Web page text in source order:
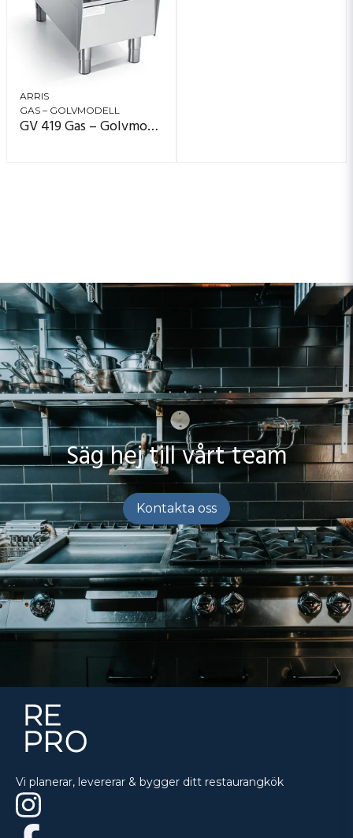
ARRIS
GAS – GOLVMODELL
GV 419 Gas – Golvmodell, 1 zon (40×90)
Säg hej till vårt team
Kontakta oss
Vi planerar, levererar & bygger ditt restaurangkök